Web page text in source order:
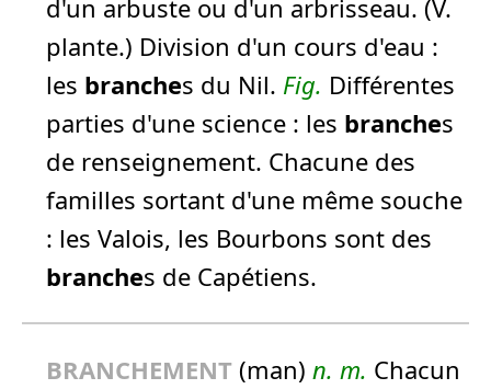
d'un arbuste ou d'un arbrisseau. (V.
plante.) Division d'un cours d'eau :
les branches du Nil. Fig. Différentes
parties d'une science : les branches
de renseignement. Chacune des
familles sortant d'une même souche
: les Valois, les Bourbons sont des
branches de Capétiens.
BRANCHEMENT (man) n. m. Chacun